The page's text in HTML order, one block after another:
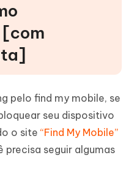
[com
pelo find my mobile, se
seu dispositivo
o site “Find My Mobile”
precisa seguir algumas